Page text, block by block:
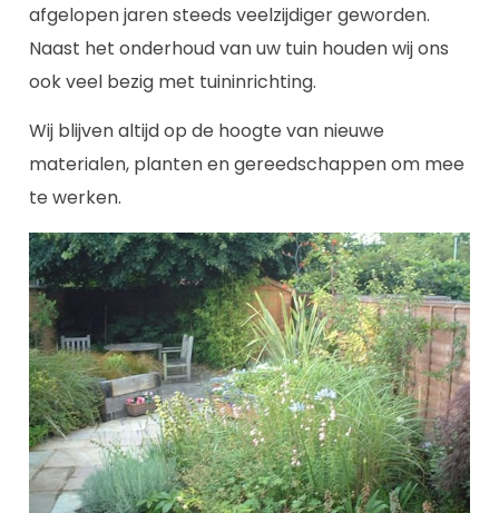
afgelopen jaren steeds veelzijdiger geworden.
Naast het onderhoud van uw tuin houden wij ons
ook veel bezig met tuininrichting.
Wij blijven altijd op de hoogte van nieuwe
materialen, planten en gereedschappen om mee
te werken.